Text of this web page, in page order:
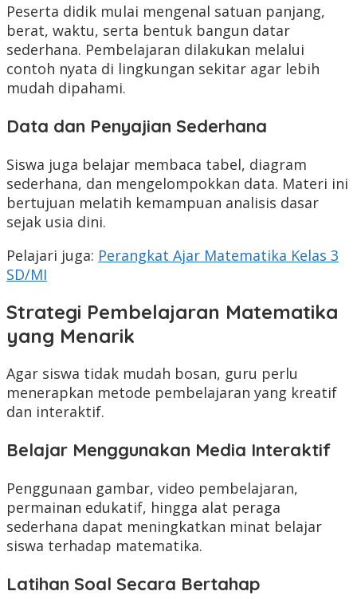
Peserta didik mulai mengenal satuan panjang,
berat, waktu, serta bentuk bangun datar
sederhana. Pembelajaran dilakukan melalui
contoh nyata di lingkungan sekitar agar lebih
mudah dipahami.
Data dan Penyajian Sederhana
Siswa juga belajar membaca tabel, diagram
sederhana, dan mengelompokkan data. Materi ini
bertujuan melatih kemampuan analisis dasar
sejak usia dini.
Pelajari juga: Perangkat Ajar Matematika Kelas 3
SD/MI
Strategi Pembelajaran Matematika
yang Menarik
Agar siswa tidak mudah bosan, guru perlu
menerapkan metode pembelajaran yang kreatif
dan interaktif.
Belajar Menggunakan Media Interaktif
Penggunaan gambar, video pembelajaran,
permainan edukatif, hingga alat peraga
sederhana dapat meningkatkan minat belajar
siswa terhadap matematika.
Latihan Soal Secara Bertahap